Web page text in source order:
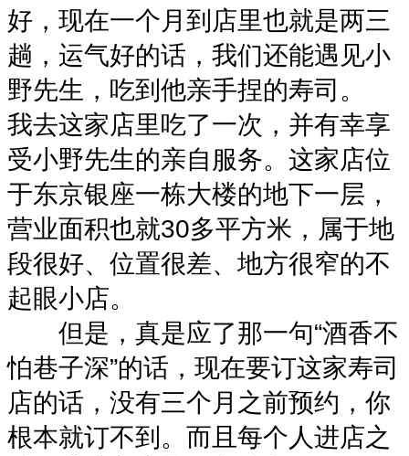
好，现在一个月到店里也就是两三
趟，运气好的话，我们还能遇见小
野先生，吃到他亲手捏的寿司。
我去这家店里吃了一次，并有幸享
受小野先生的亲自服务。这家店位
于东京银座一栋大楼的地下一层，
营业面积也就30多平方米，属于地
段很好、位置很差、地方很窄的不
起眼小店。
但是，真是应了那一句“酒香不
怕巷子深”的话，现在要订这家寿司
店的话，没有三个月之前预约，你
根本就订不到。而且每个人进店之